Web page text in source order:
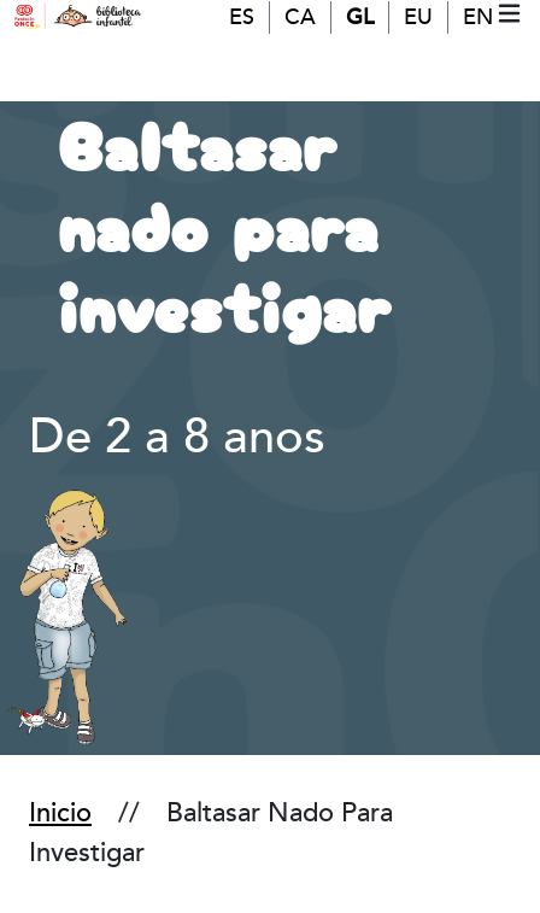
Ir o contido principal ES CA GL EU EN
Baltasar
nado para
investigar
De 2 a 8 anos
Inicio
Baltasar Nado Para
Investigar